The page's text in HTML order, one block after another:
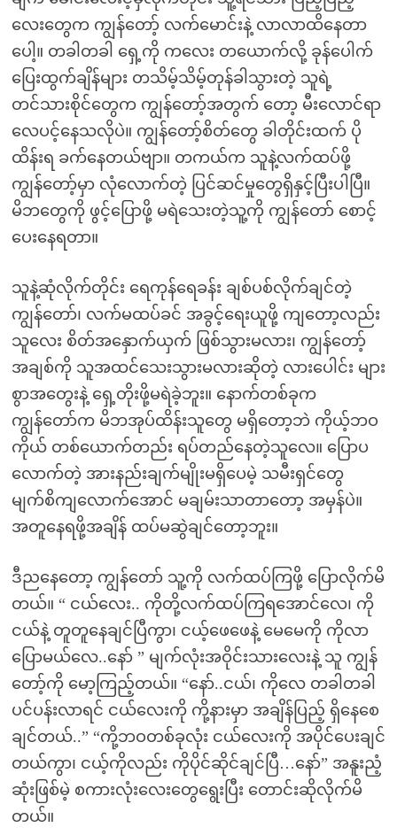
လေးတွေက ကျွန်တော့် လက်မောင်းနဲ့ လာလာထိနေတာ
ပေါ့။ တခါတခါ ရှေ့ကို ကလေး တယောက်လို့ ခုန်ပေါက်
ပြေးထွက်ချိန်များ တသိမ့်သိမ့်တုန်ခါသွားတဲ့ သူရဲ့
တင်သားစိုင်တွေက ကျွန်တော့်အတွက် တော့ မီးလောင်ရာ
လေပင့်နေသလိုပဲ။ ကျွန်တော့်စိတ်တွေ ခါတိုင်းထက် ပို
ထိန်းရ ခက်နေတယ်ဗျာ။ တကယ်က သူနဲ့လက်ထပ်ဖို့
ကျွန်တော့်မှာ လုံလောက်တဲ့ ပြင်ဆင်မှုတွေရှိနှင့်ပြီးပါပြီ။
မိဘတွေကို ဖွင့်ပြောဖို့ မရဲသေးတဲ့သူ့ကို ကျွန်တော် စောင့်
ပေးနေရတာ။
သူနဲ့ဆုံလိုက်တိုင်း ရေကုန်ရေခန်း ချစ်ပစ်လိုက်ချင်တဲ့
ကျွန်တော်၊ လက်မထပ်ခင် အခွင့်ရေးယူဖို့ ကျတော့လည်း
သူလေး စိတ်အနှောက်ယှက် ဖြစ်သွားမလား၊ ကျွန်တော့်
အချစ်ကို သူအထင်သေးသွားမလားဆိုတဲ့ လားပေါင်း များ
စွာအတွေးနဲ့ ရှေ့တိုးဖို့မရဲခဲ့ဘူး။ နောက်တစ်ခုက
ကျွန်တော်က မိဘအုပ်ထိန်းသူတွေ မရှိတော့ဘဲ ကိုယ့်ဘဝ
ကိုယ် တစ်ယောက်တည်း ရပ်တည်နေတဲ့သူလေ။ ပြောပ
လောက်တဲ့ အားနည်းချက်မျိုးမရှိပေမဲ့ သမီးရှင်တွေ
မျက်စိကျလောက်အောင် မချမ်းသာတာတော့ အမှန်ပဲ။
အတူနေရဖို့အချိန် ထပ်မဆွဲချင်တော့ဘူး။
ဒီညနေတော့ ကျွန်တော် သူ့ကို လက်ထပ်ကြဖို့ ပြောလိုက်မိ
တယ်။ “ ငယ်လေး.. ကိုတို့လက်ထပ်ကြရအောင်လေ၊ ကို
ငယ်နဲ့ တူတူနေချင်ပြီကွာ၊ ငယ့်ဖေဖေနဲ့ မေမေကို ကိုလာ
ပြောမယ်လေ..နော် ” မျက်လုံးအဝိုင်းသားလေးနဲ့ သူ ကျွန်
တော့်ကို မော့ကြည့်တယ်။ “နော်..ငယ်၊ ကိုလေ တခါတခါ
ပင်ပန်းလာရင် ငယ်လေးကို ကို့နားမှာ အချိန်ပြည့် ရှိနေစေ
ချင်တယ်..” “ကို့ဘဝတစ်ခုလုံး ငယ်လေးကို အပိုင်ပေးချင်
တယ်ကွာ၊ ငယ့်ကိုလည်း ကိုပိုင်ဆိုင်ချင်ပြီ…နော်” အနူးညံ့
ဆုံးဖြစ်မဲ့ စကားလုံးလေးတွေရွေးပြီး တောင်းဆိုလိုက်မိ
တယ်။